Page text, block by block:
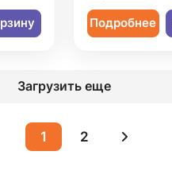
Подробнее
Загрузить еще
1 2